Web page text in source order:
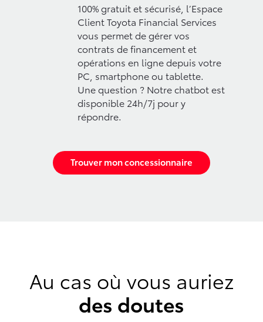
100% gratuit et sécurisé, l’Espace
Client Toyota Financial Services
vous permet de gérer vos
contrats de financement et
opérations en ligne depuis votre
PC, smartphone ou tablette.
Une question ? Notre chatbot est
disponible 24h/7j pour y
répondre.
Trouver mon concessionnaire
Au cas où vous auriez
des doutes